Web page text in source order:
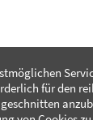
für den